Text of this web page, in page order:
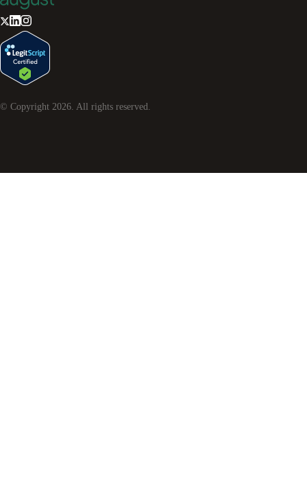
© Copyright 2026. All rights reserved.